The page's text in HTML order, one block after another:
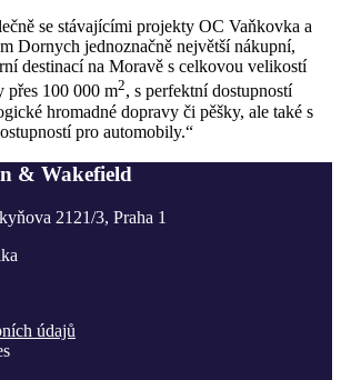
se stávajícími projekty OC Vaňkovka a
Dornych jednoznačně největší nákupní,
destinací na Moravě s celkovou velikostí
přes 100 000 m2, s perfektní dostupností
hromadné dopravy či pěšky, ale také s
pro automobily.“
& Wakefield
2121/3, Praha 1
údajů